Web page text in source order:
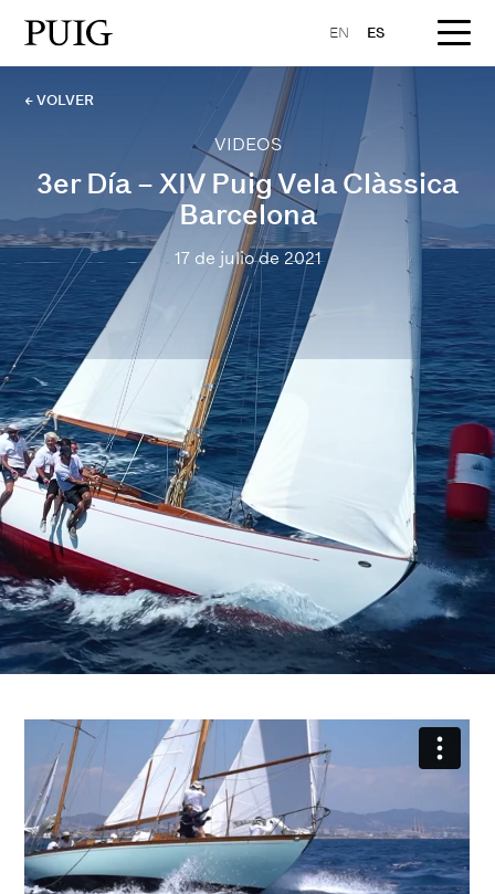
EN ES
← VOLVER
VIDEOS
3er Día – XIV Puig Vela Clàssica
Barcelona
17 de julio de 2021